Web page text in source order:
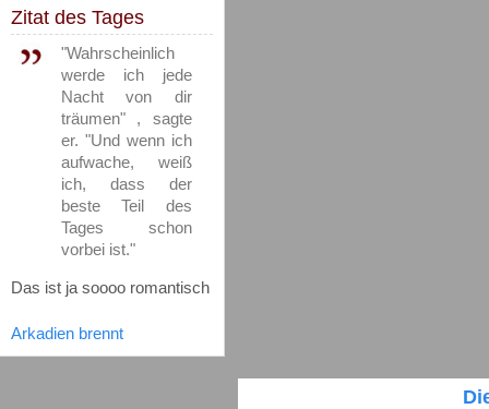
Zitat des Tages
"Wahrscheinlich
werde ich jede
Nacht von dir
träumen" , sagte
er. "Und wenn ich
aufwache, weiß
ich, dass der
beste Teil des
Tages schon
vorbei ist."
Das ist ja soooo romantisch
Arkadien brennt